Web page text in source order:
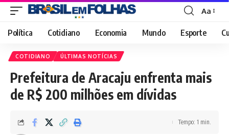
Font
Resizer
Aa
Política Cotidiano Economia Mundo Esporte
COTIDIANO ÚLTIMAS NOTÍCIAS
Prefeitura de Aracaju enfrenta mais
de R$ 200 milhões em dívidas
Tempo: 1 min.